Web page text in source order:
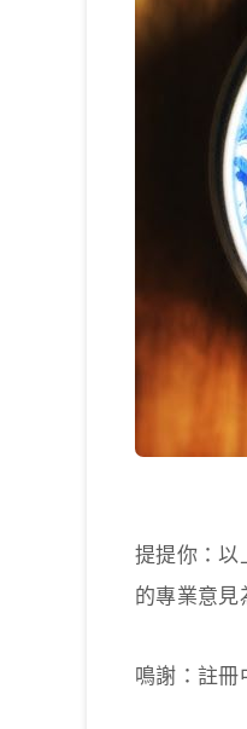
提提你：以
的專業意見
鳴謝：註冊